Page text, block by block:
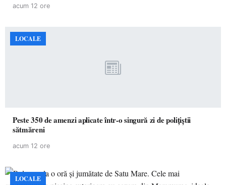
acum 12 ore
LOCALE
Peste 350 de amenzi aplicate într-o singură zi de polițiștii
sătmăreni
acum 12 ore
LOCALE